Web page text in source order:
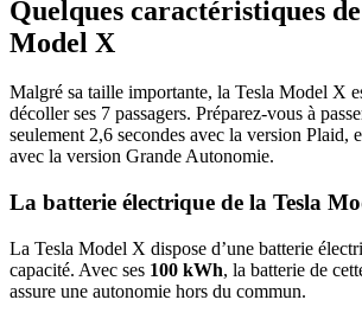
​Quelques caractéristiques
Model X
Malgré sa taille importante, la Tesla Model X
décoller ses 7 passagers. Préparez-vous à
seulement 2,6 secondes avec la version Plaid,
avec la version Grande Autonomie.
​La batterie électrique de la Tesla
La Tesla Model X dispose d’une batterie
capacité. Avec ses 100 kWh, la batterie de
assure une autonomie hors du commun.